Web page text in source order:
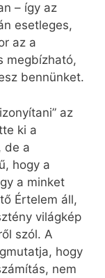
– így az
esetleges,
az a
megbízható,
bennünket.
az
ki a
de a
hogy a
a minket
Értelem áll,
világkép
szól. A
hogy
nem